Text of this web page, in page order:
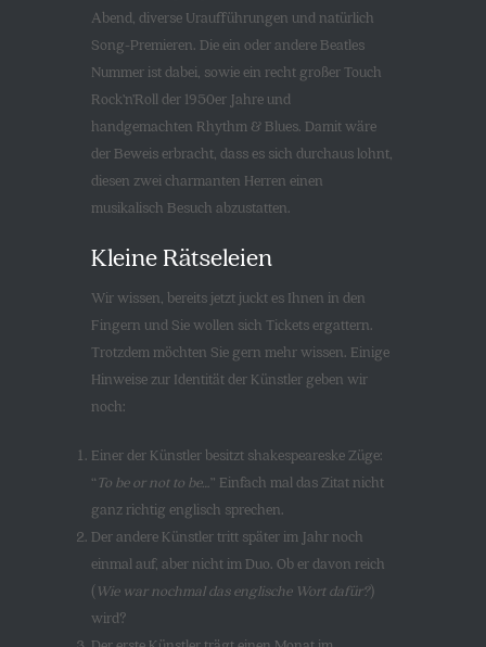
Abend, diverse Uraufführungen und natürlich
Song-Premieren. Die ein oder andere Beatles
Nummer ist dabei, sowie ein recht großer Touch
Rock’n’Roll der 1950er Jahre und
handgemachten Rhythm & Blues. Damit wäre
der Beweis erbracht, dass es sich durchaus lohnt,
diesen zwei charmanten Herren einen
musikalisch Besuch abzustatten.
Kleine Rätseleien
Wir wissen, bereits jetzt juckt es Ihnen in den
Fingern und Sie wollen sich Tickets ergattern.
Trotzdem möchten Sie gern mehr wissen. Einige
Hinweise zur Identität der Künstler geben wir
noch:
Einer der Künstler besitzt shakespeareske Züge:
“ To be or not to be… ” Einfach mal das Zitat nicht
ganz richtig englisch sprechen.
Der andere Künstler tritt später im Jahr noch
einmal auf, aber nicht im Duo. Ob er davon reich
(Wie war nochmal das englische Wort dafür?)
wird?